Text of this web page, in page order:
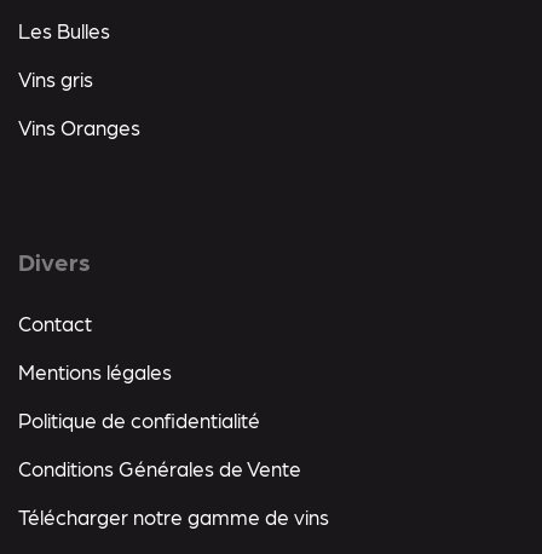
Les Bulles
Vins gris
Vins Oranges
Divers
Contact
Mentions légales
Politique de confidentialité
Conditions Générales de Vente
Télécharger notre gamme de vins